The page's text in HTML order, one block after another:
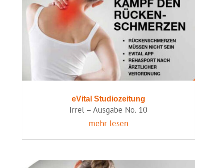
eVital Studiozeitung
Irrel – Ausgabe No. 10
mehr lesen